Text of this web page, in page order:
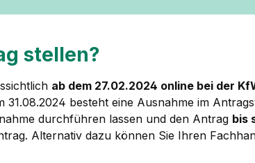
stellen?
ab dem 27.02.2024 online bei der
besteht eine Ausnahme im
durchführen lassen und den Antrag bis
Alternativ dazu können Sie Ihren